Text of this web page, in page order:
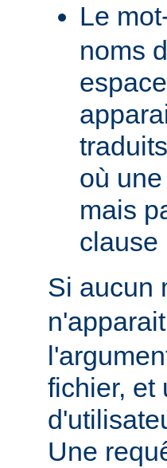
Le
noms
où
mais
clause
Si aucun
fichier, et
Une